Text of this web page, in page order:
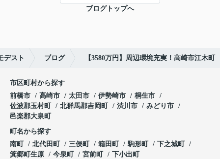
ブログトップへ
デスト ブログ 【3580万円】周辺環境充実！高崎市江木町
市区町村から探す
前橋市
高崎市 太田市 伊勢崎市
桐生市
佐波郡玉村町
北群馬郡吉岡町 渋川市
みどり市
邑楽郡大泉町
町名から探す
南町
北代田町 三俣町 箱田町 駒形町
下之城町
箕郷町生原
今泉町 宮前町 下小出町